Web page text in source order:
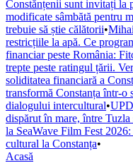
Constănțenii sunt invitați la
modificate sâmbătă pentru
trebuie să știe călătorii•
restricțiile la apă. Ce
financiar peste România:
trepte peste ratingul țării.
soliditatea financiară a
transformă Constanța într-
dialogului intercultural•
dispărut în mare, între Tuzla
la SeaWave Film Fest
cultural la Constanța•
Acasă